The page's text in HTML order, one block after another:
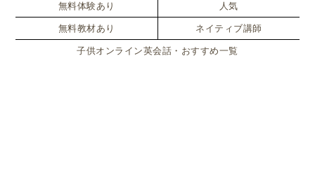
無料体験あり 人気
無料教材あり ネイティブ講師
子供オンライン英会話・おすすめ一覧